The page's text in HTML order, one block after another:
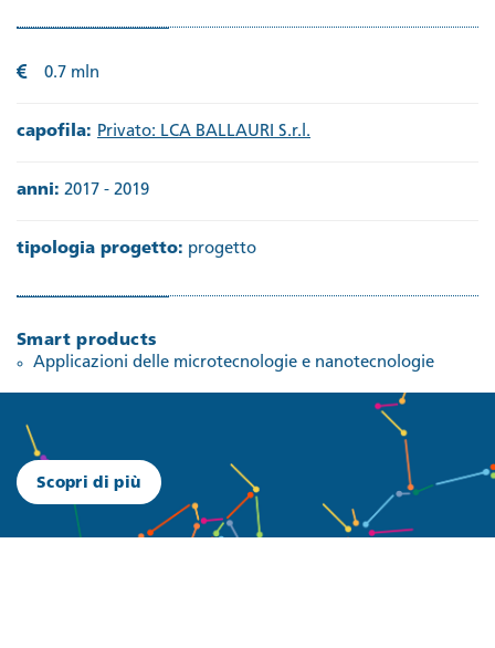
0.7 mln
capofila: Privato: LCA BALLAURI S.r.l.
anni: 2017 - 2019
tipologia progetto: progetto
Smart products
Applicazioni delle microtecnologie e nanotecnologie
Scopri di più